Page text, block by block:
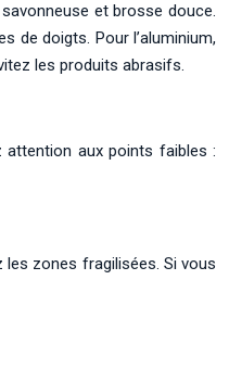
et brosse douce.
de doigts. Pour l’aluminium,
les produits abrasifs.
attention aux points faibles :
zones fragilisées. Si vous